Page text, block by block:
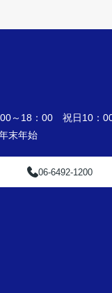
～18：00 祝日10：
年末年始
06-6492-1200